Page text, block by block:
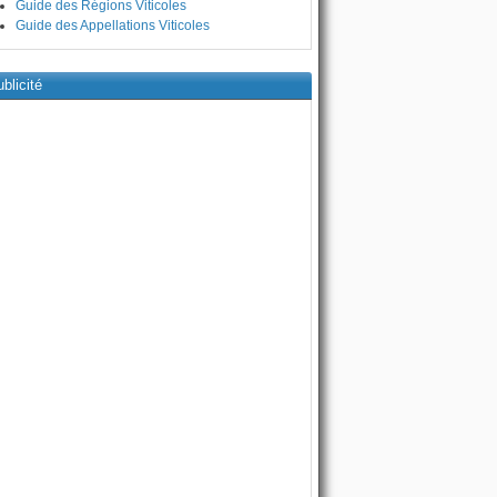
Guide des Régions Viticoles
Guide des Appellations Viticoles